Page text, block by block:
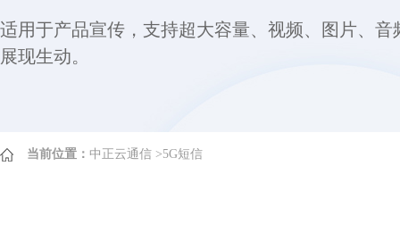
适用于产品宣传，支持超大容量、视频、图片、
展现生动。
当前位置： 中正云通信 >5G短信